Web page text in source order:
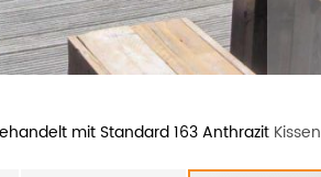
mit Standard 163 Anthrazit Kissen